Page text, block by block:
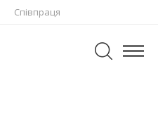
Співпраця